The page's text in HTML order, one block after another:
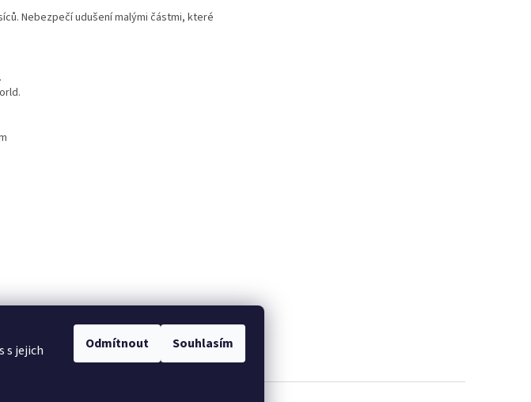
s jejich
Odmítnout Souhlasím
Nebezpečí udušení malými částmi, které
- Porovnávání cen